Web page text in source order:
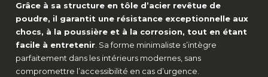
Grâce à sa structure en tôle d’acier revêtue de
poudre, il garantit une résistance exceptionnelle aux
chocs, à la poussière et à la corrosion, tout en étant
facile à entretenir . Sa forme minimaliste s’intègre
parfaitement dans les intérieurs modernes, sans
compromettre l’accessibilité en cas d’urgence.